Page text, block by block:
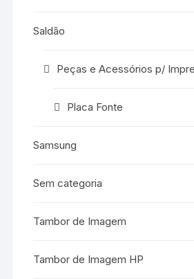
Saldão
Peças e Acessórios p/
Placa Fonte
Samsung
Sem categoria
Tambor de Imagem
Tambor de Imagem HP